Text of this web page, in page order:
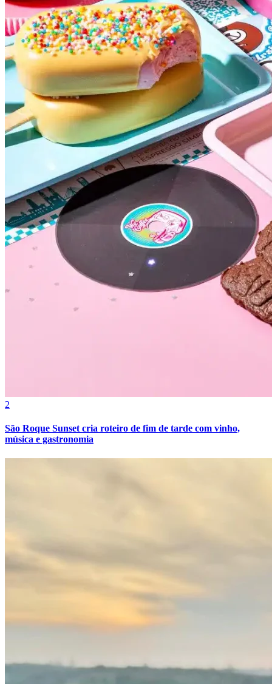
Grêmio
2
São Roque Sunset cria roteiro de fim de tarde com vinho,
música e gastronomia